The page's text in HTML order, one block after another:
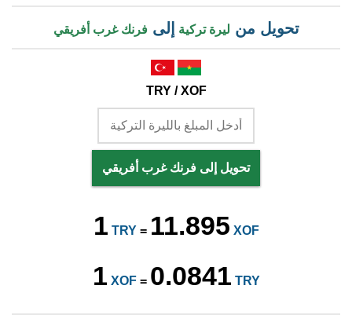
تحويل من ليرة تركية إلىفرنك غرب أفريقي
TRY / XOF
تحويل إلى فرنك غرب أفريقي
1 TRY= 11.895 XOF
1 XOF= 0.0841 TRY